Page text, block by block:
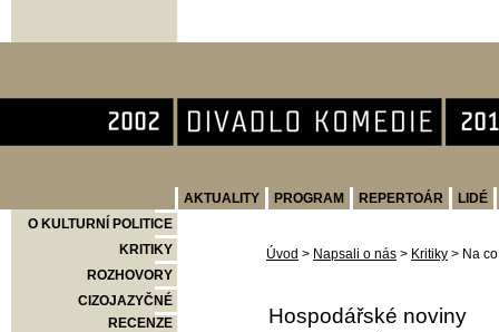
AKTUALITY PROGRAM REPERTOÁR
LIDÉ
O KULTURNÍ POLITICE
KRITIKY
ROZHOVORY
CIZOJAZYČNÉ
RECENZE
Úvod > Napsali o nás > Kritiky > Na
Hospodářské noviny